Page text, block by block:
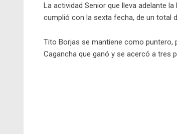
La actividad Senior que lleva adelante
cumplió con la sexta fecha, de un total
Tito Borjas se mantiene como puntero,
Cagancha que ganó y se acercó a tres